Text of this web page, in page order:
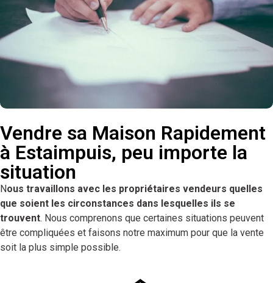
Vendre sa Maison Rapidement
à Estaimpuis, peu importe la
situation
Nous travaillons avec les propriétaires vendeurs quelles
que soient les circonstances dans lesquelles ils se
trouvent. Nous comprenons que certaines situations peuvent
être compliquées et faisons notre maximum pour que la vente
soit la plus simple possible.